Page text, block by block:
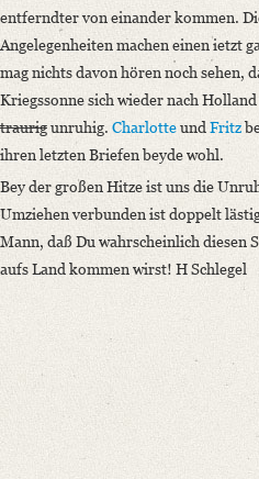
entferndter von einander kommen.
Angelegenheiten machen einen ietzt
mag nichts davon hören noch sehen,
Kriegssonne sich wieder nach
traurigunruhig. Charlotteund Fritz
ihren letzten Briefen beyde wohl.
Bey der großen Hitze ist uns die
Umziehen verbunden ist doppelt
Mann, daß Du wahrscheinlich diesen
aufs Land kommen wirst! H Schlegel